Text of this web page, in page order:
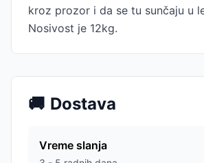
kroz prozor i da se tu sunčaju u
Nosivost je 12kg.
🚚 Dostava
Vreme slanja